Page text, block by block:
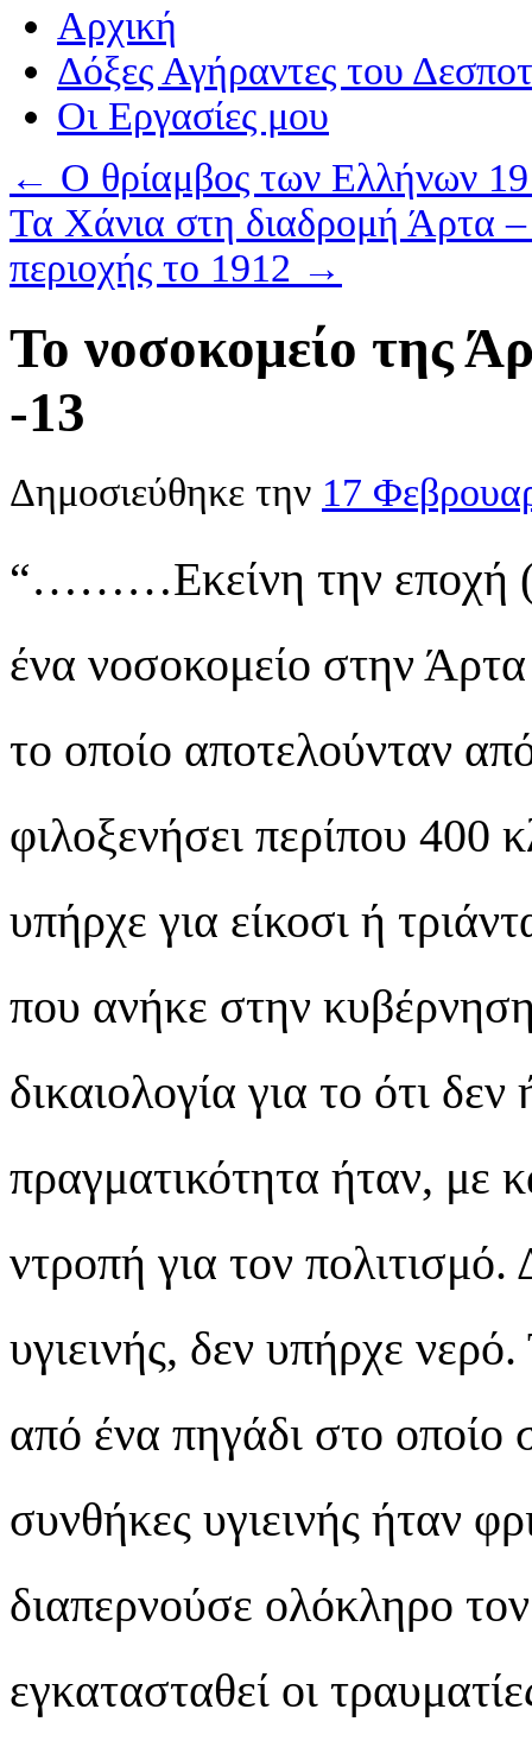
Αρχική
Δόξες Αγήραντες του
Οι Eργασίες μου
← Ο θρίαμβος των Ελλήνων
Τα Χάνια στη διαδρομή Άρτα –
περιοχής το 1912 →
Το νοσοκομείο της
-13
Δημοσιεύθηκε την 17
“………Εκείνη την εποχή
ένα νοσοκομείο στην
το οποίο αποτελούνταν
φιλοξενήσει περίπου 400
υπήρχε για είκοσι ή
που ανήκε στην
δικαιολογία για το ότι
πραγματικότητα ήταν, με
ντροπή για τον
υγιεινής, δεν υπήρχε
από ένα πηγάδι στο οποίο
συνθήκες υγιεινής ήταν
διαπερνούσε ολόκληρο
εγκατασταθεί οι